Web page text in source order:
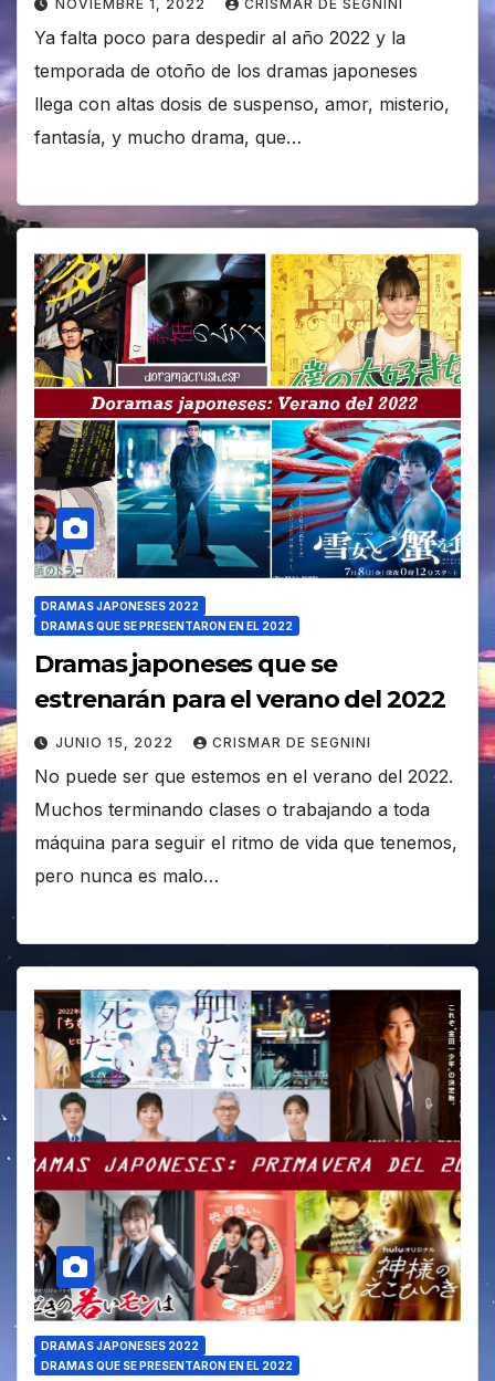
NOVIEMBRE 1, 2022 CRISMAR DE SEGNINI
Ya falta poco para despedir al año 2022 y la
temporada de otoño de los dramas japoneses
llega con altas dosis de suspenso, amor, misterio,
fantasía, y mucho drama, que…
DRAMAS JAPONESES 2022
DRAMAS QUE SE PRESENTARON EN EL 2022
Dramas japoneses que se
estrenarán para el verano del 2022
JUNIO 15, 2022 CRISMAR DE SEGNINI
No puede ser que estemos en el verano del 2022.
Muchos terminando clases o trabajando a toda
máquina para seguir el ritmo de vida que tenemos,
pero nunca es malo…
DRAMAS JAPONESES 2022
DRAMAS QUE SE PRESENTARON EN EL 2022